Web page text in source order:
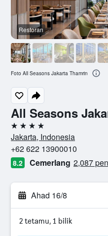
All Seasons
4 bintang
Jakarta, Indonesia
+62 622 13900010
8.2 Cemerlang 2,087
Ahad 16/8
2 tetamu, 1 bilik
Restoran
Foto All Seasons Jakarta Thamrin